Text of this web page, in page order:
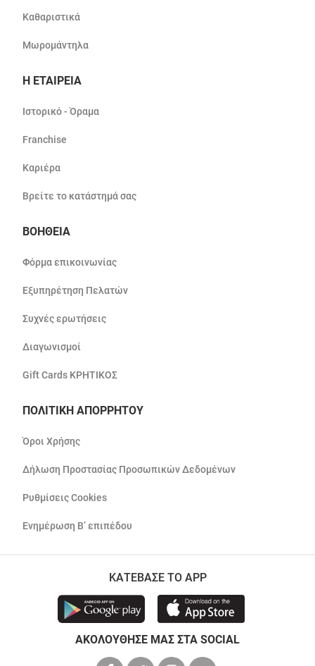
Καθαριστικά
Μωρομάντηλα
Η ΕΤΑΙΡΕΙΑ
Ιστορικό - Όραμα
Franchise
Καριέρα
Βρείτε το κατάστημά σας
ΒΟΗΘΕΙΑ
Φόρμα επικοινωνίας
Εξυπηρέτηση Πελατών
Συχνές ερωτήσεις
Διαγωνισμοί
Gift Cards ΚΡΗΤΙΚΟΣ
ΠΟΛΙΤΙΚΗ ΑΠΟΡΡΗΤΟΥ
Όροι Χρήσης
Δήλωση Προστασίας Προσωπικών Δεδομένων
Ρυθμίσεις Cookies
Ενημέρωση Β’ επιπέδου
ΚΑΤΕΒΑΣΕ ΤΟ APP
ΑΚΟΛΟΥΘΗΣΕ ΜΑΣ ΣΤΑ SOCIAL